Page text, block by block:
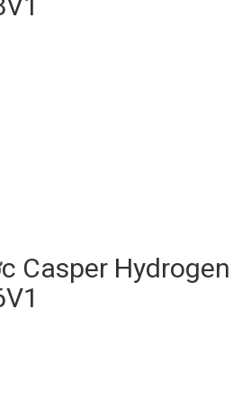
Casper Hydrogen